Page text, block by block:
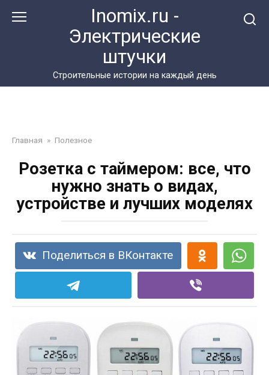
Inomix.ru -
Электрические
штучки
Cтроительные истории на каждый день
Главная » Полезное
Розетка с таймером: все, что
нужно знать о видах,
устройстве и лучших моделях
Поделиться в ВКонтакте